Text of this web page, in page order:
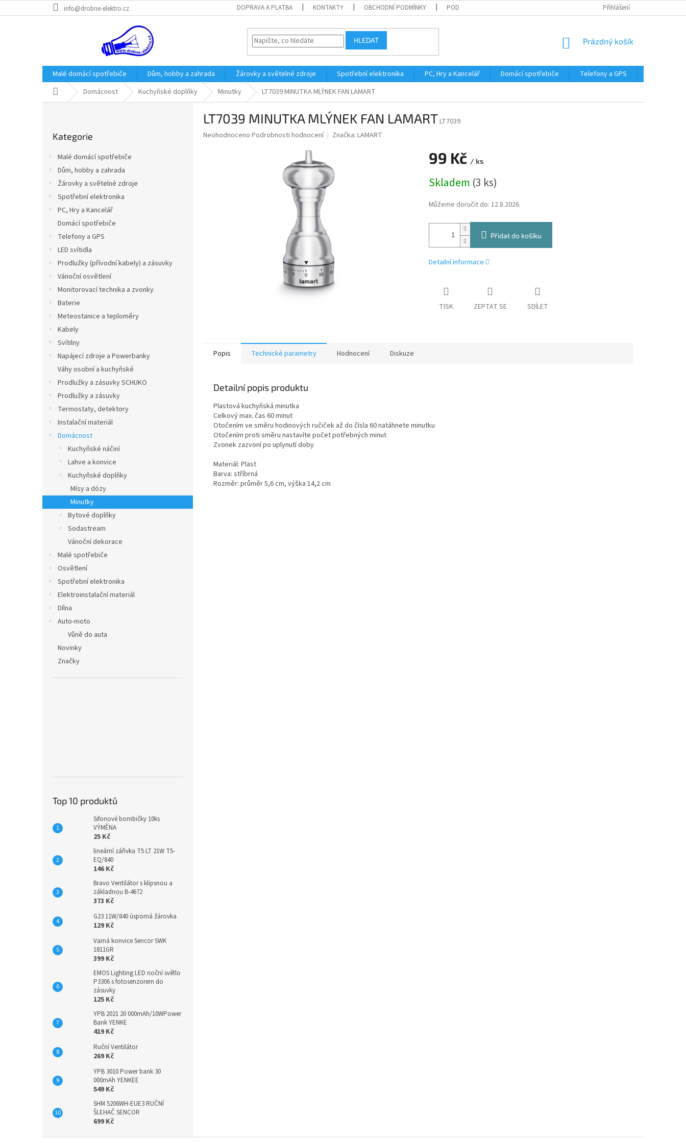
na
info@drobne-elektro.cz DOPRAVA A PLATBA KONTAKTY OBCHODNÍ PODMÍNKY PODMÍNKY OCHRANY OSOBNÍCH ÚDAJŮ Přihlášení
HLEDAT
NÁKUPNÍ
Prázdný košík
Malé domácí spotřebiče Dům, hobby a zahrada Žárovky a světelné zdroje Spotřební elektronika PC, Hry a Kancelář Domácí spotřebiče Telefony a GPS
Domů Domácnost Kuchyňské doplňky Minutky LT7039 MINUTKA MLÝNEK FAN LAMART
kategorie
Kategorie
Malé domácí spotřebiče
Dům, hobby a zahrada
Žárovky a světelné zdroje
Spotřební elektronika
PC, Hry a Kancelář
Domácí spotřebiče
Telefony a GPS
LED svítidla
Prodlužky (přívodní kabely) a zásuvky
Vánoční osvětlení
Monitorovací technika a zvonky
Baterie
Meteostanice a teploměry
Kabely
Svítilny
Napájecí zdroje a Powerbanky
Váhy osobní a kuchyňské
Prodlužky a zásuvky SCHUKO
Prodlužky a zásuvky
Termostaty, detektory
Instalační materiál
Domácnost
Kuchyňské náčiní
Lahve a konvice
Kuchyňské doplňky
Mísy a dózy
Minutky
Bytové doplňky
Sodastream
Vánoční dekorace
Malé spotřebiče
Osvětlení
Spotřební elektronika
Elektroinstalační materiál
Dílna
Auto-moto
Vůně do auta
Novinky
Značky
Top 10 produktů
Sifonové bombičky 10ks
VÝMĚNA
25 Kč
lineární zářivka T5 LT 21W T5-
EQ/840
146 Kč
Bravo Ventilátor s klipsnou a
základnou B-4672
373 Kč
G23 11W/840 úsporná žárovka
129 Kč
Varná konvice Sencor SWK
1811GR
399 Kč
EMOS Lighting LED noční světlo
P3306 s fotosenzorem do
zásuvky
125 Kč
YPB 2021 20 000mAh/10WPower
Bank YENKE
419 Kč
Ruční Ventilátor
269 Kč
YPB 3010 Power bank 30
000mAh YENKEE
549 Kč
SHM 5206WH-EUE3 RUČNÍ
ŠLEHAČ SENCOR
699 Kč
LT7039 MINUTKA MLÝNEK FAN LAMARTLT7039
Průměrné
Neohodnoceno Podrobnosti hodnocení Značka: LAMART
99 Kč / ks
cena:
Skladem (3 ks)
Můžeme doručit do: 12.8.2026
Přidat do košíku
Detailní informace
TISK ZEPTAT SE SDÍLET
Popis Technické parametry Hodnocení Diskuze
Detailní popis produktu
Plastová kuchyňská minutka
Celkový max. čas 60 minut
Otočením ve směru hodinových ručiček až do čísla 60 natáhnete minutku
Otočením proti směru nastavíte počet potřebných minut
Zvonek zazvoní po uplynutí doby
Materiál: Plast
Barva: stříbrná
Rozměr: průměr 5,6 cm, výška 14,2 cm